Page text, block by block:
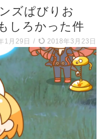
ズぱびりお
しろかった件
1月29日 / 2018年3月23日